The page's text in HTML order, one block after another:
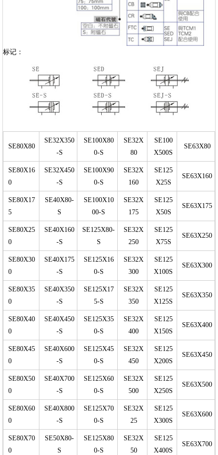
标记：
SE80X80
SE32X350
-S
SE100X80
0-S
SE32X
80
SE100
X500S
SE63X80
SE80X16
0
SE32X450
-S
SE100X90
0-S
SE32X
160
SE125
X25S
SE63X160
SE80X17
5
SE40X80-
S
SE100X10
00-S
SE32X
175
SE125
X50S
SE63X175
SE80X25
0
SE40X160
-S
SE125X80-
S
SE32X
250
SE125
X75S
SE63X250
SE80X30
0
SE40X175
-S
SE125X16
0-S
SE32X
300
SE125
X100S
SE63X300
SE80X35
0
SE40X350
-S
SE125X17
5-S
SE32X
350
SE125
X125S
SE63X350
SE80X40
0
SE40X450
-S
SE125X35
0-S
SE32X
400
SE125
X150S
SE63X400
SE80X45
0
SE40X600
-S
SE125X45
0-S
SE32X
450
SE125
X200S
SE63X450
SE80X50
0
SE40X700
-S
SE125X60
0-S
SE32X
500
SE125
X250S
SE63X500
SE80X60
0
SE40X800
-S
SE125X70
0-S
SE32X
25
SE125
X300S
SE63X600
SE80X70
0
SE50X80-
S
SE125X80
0-S
SE32X
50
SE125
X400S
SE63X700